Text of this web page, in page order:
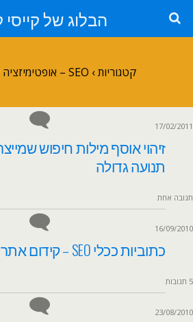
הבלוג של קייסי
קטגוריות ›
17/02/2011
זיהוי אוסף מילות חיפוש
תנועה גדולה
תגובה אחת
16/09/2010
כתוביות ככלי SEO – קידום אתרים
5 תגובות
23/08/2010